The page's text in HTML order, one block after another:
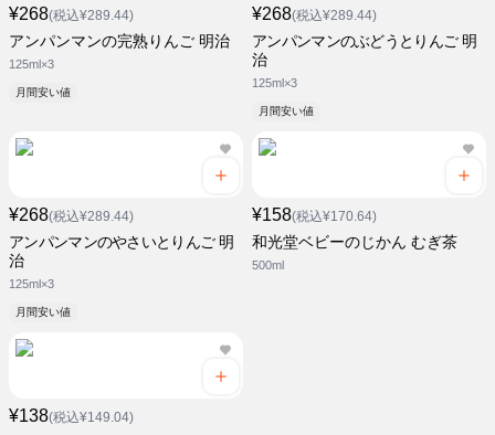
¥268(税込¥289.44)
アンパンマンの完熟りんご 明治
125ml×3
月間安い値
¥268(税込¥289.44)
アンパンマンのぶどうとりんご 明
治
125ml×3
月間安い値
¥268(税込¥289.44)
アンパンマンのやさいとりんご 明
治
125ml×3
月間安い値
¥158(税込¥170.64)
和光堂ベビーのじかん むぎ茶
500ml
¥138(税込¥149.04)